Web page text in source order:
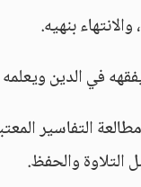
التفاسير
التلاوة والحفظ.